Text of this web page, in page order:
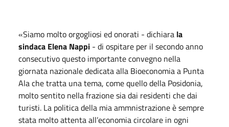
«Siamo molto orgogliosi ed onorati - dichiara la
sindaca Elena Nappi - di ospitare per il secondo anno
consecutivo questo importante convegno nella
giornata nazionale dedicata alla Bioeconomia a Punta
Ala che tratta una tema, come quello della Posidonia,
molto sentito nella frazione sia dai residenti che dai
turisti. La politica della mia ammnistrazione è sempre
stata molto attenta all’economia circolare in ogni